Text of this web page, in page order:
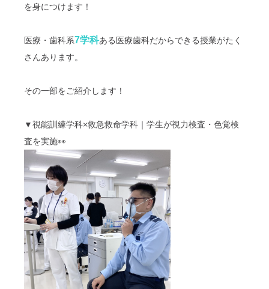
を身につけます！
医療・歯科系7学科ある医療歯科だからできる授業がたく
さんあります。
その一部をご紹介します！
▼視能訓練学科×救急救命学科｜学生が視力検査・色覚検
査を実施👀